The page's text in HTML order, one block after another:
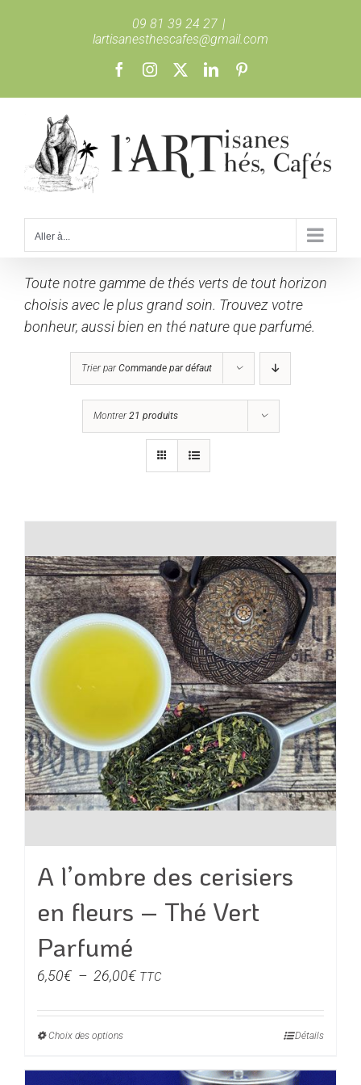
09 81 39 24 27 |
lartisanesthescafes@gmail.com
FacebookInstagram LinkedIn
Aller à...
Toute notre gamme de thés verts de tout horizon
choisis avec le plus grand soin. Trouvez votre
bonheur, aussi bien en thé nature que parfumé.
Trier parCommande par défaut
Montrer21 produits
A l’ombre des cerisiers
en fleurs – Thé Vert
Parfumé
6,50€ – 26,00€Plage
prix :
TTC
Choix des optionsCe
Détails